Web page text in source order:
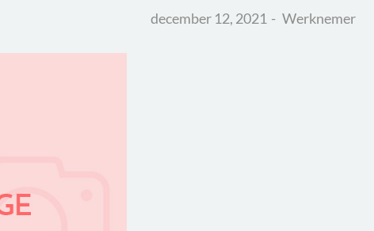
december 12, 2021 Werknemer